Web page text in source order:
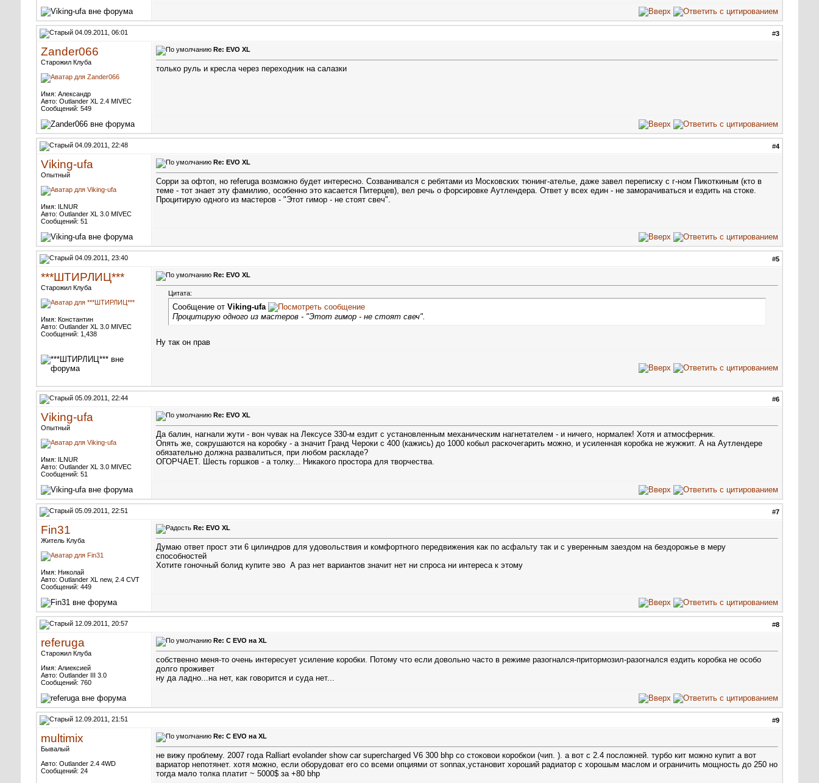
04.09.2011, 06:01 #3
Zander066
Старожил Клуба
Имя: Александр
Авто: Outlander XL 2.4 MIVEC
Сообщений: 549
Re: EVO XL
только руль и кресла через переходник на салазки
04.09.2011, 22:48 #4
Viking-ufa
Опытный
Имя: ILNUR
Авто: Outlander XL 3.0 MIVEC
Сообщений: 51
Re: EVO XL
Сорри за офтоп, но referuga возможно будет интересно. Созванивался с ребятами из Московских тюнинг-ателье, даже завел переписку с г-ном Пикоткиным (кто в
теме - тот знает эту фамилию, особенно это касается Питерцев), вел речь о форсировке Аутлендера. Ответ у всех един - не заморачиваться и ездить на стоке.
Процитирую одного из мастеров - "Этот гимор - не стоят свеч".
04.09.2011, 23:40 #5
***ШТИРЛИЦ***
Старожил Клуба
Имя: Константин
Авто: Outlander XL 3.0 MIVEC
Сообщений: 1,438
Re: EVO XL
Цитата:
Сообщение от Viking-ufa
Процитирую одного из мастеров - "Этот гимор - не стоят свеч".
Ну так он прав
05.09.2011, 22:44 #6
Viking-ufa
Опытный
Имя: ILNUR
Авто: Outlander XL 3.0 MIVEC
Сообщений: 51
Re: EVO XL
Да балин, нагнали жути - вон чувак на Лексусе 330-м ездит с установленным механическим нагнетателем - и ничего, нормалек! Хотя и атмосферник.
Опять же, сокрушаются на коробку - а значит Гранд Чероки с 400 (кажись) до 1000 кобыл раскочегарить можно, и усиленная коробка не жужжит. А на Аутлендере
обязательно должна развалиться, при любом раскладе?
ОГОРЧАЕТ. Шесть горшков - а толку... Никакого простора для творчества.
05.09.2011, 22:51 #7
Fin31
Житель Клуба
Имя: Николай
Авто: Outlander XL new, 2.4 CVT
Сообщений: 449
Re: EVO XL
Думаю ответ прост эти 6 цилиндров для удовольствия и комфортного передвижения как по асфальту так и с уверенным заездом на бездорожье в меру
способностей
Хотите гоночный болид купите эво А раз нет вариантов значит нет ни спроса ни интереса к этому
12.09.2011, 20:57 #8
referuga
Старожил Клуба
Имя: Алиексией
Авто: Outlander III 3.0
Сообщений: 760
Re: С EVO на XL
собственно меня-то очень интересует усиление коробки. Потому что если довольно часто в режиме разогнался-притормозил-разогнался ездить коробка не особо
долго проживет
ну да ладно...на нет, как говорится и суда нет...
12.09.2011, 21:51 #9
multimix
Бывалый
Авто: Outlander 2.4 4WD
Сообщений: 24
Re: С EVO на XL
не вижу проблему. 2007 года Ralliart evolander show car supercharged V6 300 bhp со стоковои коробкои (чип. ). а вот с 2.4 посложней. турбо кит можно купит а вот
вариатор непотянет. хотя можно, если оборудоват его со всеми опциями от sonnax,установит хороший радиатор с хорошым маслом и ограничить мощность до 250 но
тогда мало толка платит ~ 5000$ за +80 bhp